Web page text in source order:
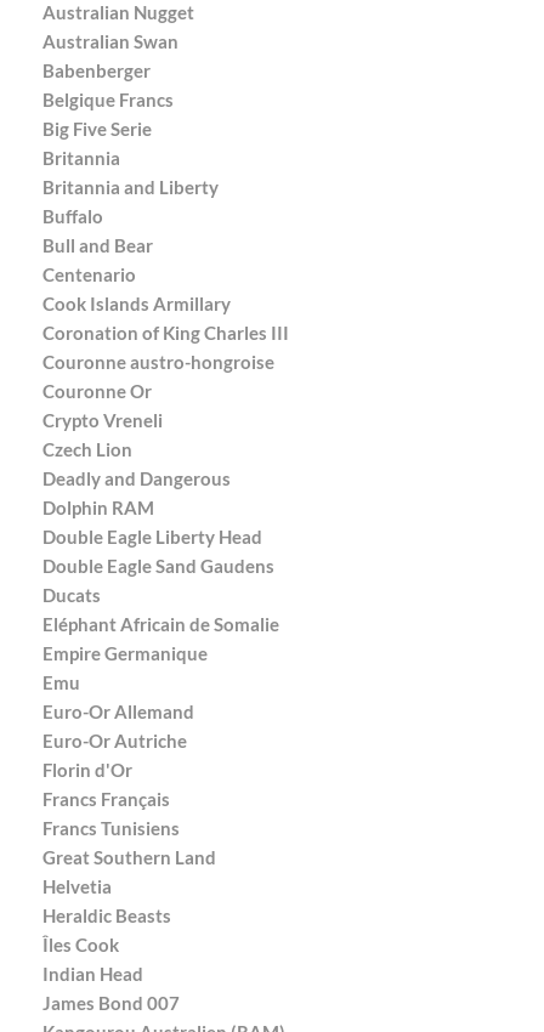
Australian Nugget
Australian Swan
Babenberger
Belgique Francs
Big Five Serie
Britannia
Britannia and Liberty
Buffalo
Bull and Bear
Centenario
Cook Islands Armillary
Coronation of King Charles III
Couronne austro-hongroise
Couronne Or
Crypto Vreneli
Czech Lion
Deadly and Dangerous
Dolphin RAM
Double Eagle Liberty Head
Double Eagle Sand Gaudens
Ducats
Eléphant Africain de Somalie
Empire Germanique
Emu
Euro-Or Allemand
Euro-Or Autriche
Florin d'Or
Francs Français
Francs Tunisiens
Great Southern Land
Helvetia
Heraldic Beasts
Îles Cook
Indian Head
James Bond 007